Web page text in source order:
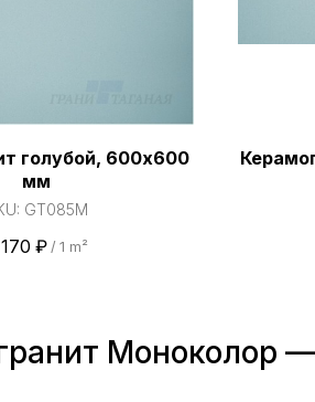
голубой, 600х600
мм
GT085M
₽ / 1 m²
Моноколор